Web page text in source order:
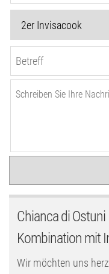
Chianca di
Kombination mit
Wir möchten uns